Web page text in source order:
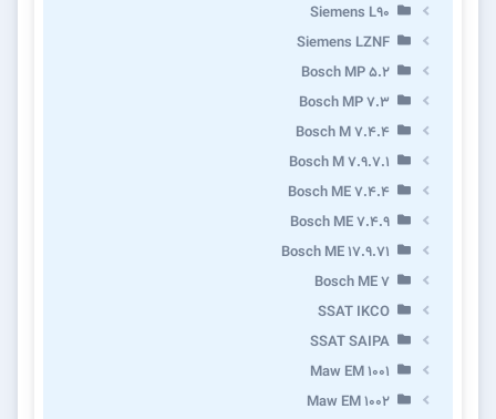
Siemens L90
Siemens LZNF
Bosch MP 5.2
Bosch MP 7.3
Bosch M 7.4.4
Bosch M 7.9.7.1
Bosch ME 7.4.4
Bosch ME 7.4.9
Bosch ME 17.9.71
Bosch ME 7
SSAT IKCO
SSAT SAIPA
Maw EM 1001
Maw EM 1002